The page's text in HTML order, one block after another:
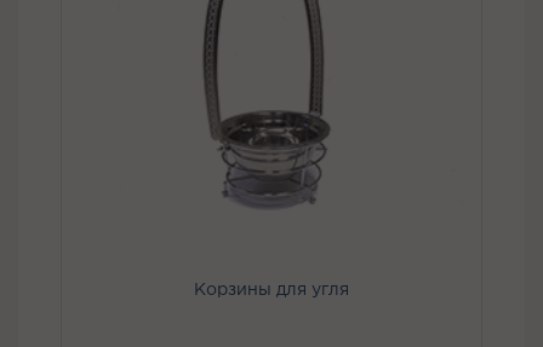
Корзины для угля